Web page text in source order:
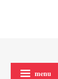
menu